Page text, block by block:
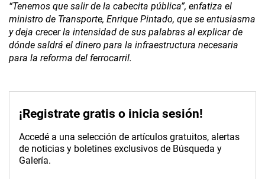
“Tenemos que salir de la cabecita pública”, enfatiza el
ministro de Transporte, Enrique Pintado, que se entusiasma
y deja crecer la intensidad de sus palabras al explicar de
dónde saldrá el dinero para la infraestructura necesaria
para la reforma del ferrocarril.
¡Registrate gratis o inicia sesión!
Accedé a una selección de artículos gratuitos, alertas
de noticias y boletines exclusivos de Búsqueda y
Galería.